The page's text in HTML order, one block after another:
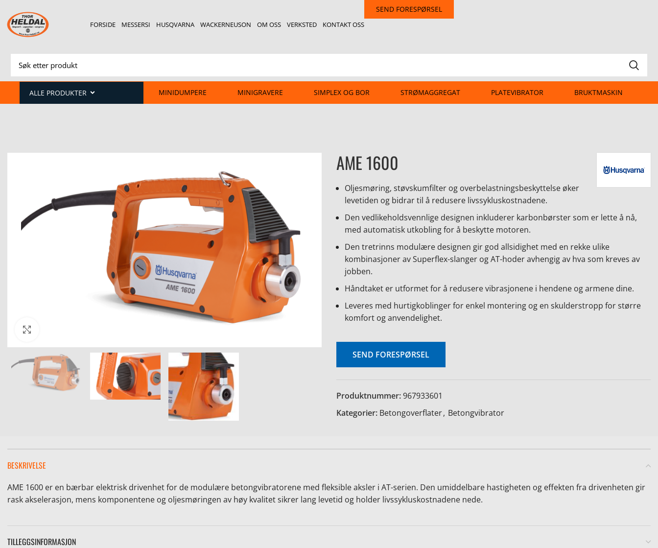
FORSIDE MESSERSI HUSQVARNA WACKERNEUSON OM OSS VERKSTED KONTAKT OSS
SEND FORESPØRSEL
ALLE PRODUKTER MINIDUMPERE MINIGRAVERE SIMPLEX OG BOR STRØMAGGREGAT PLATEVIBRATOR BRUKTMASKIN
AME 1600
Oljesmøring, støvskumfilter og overbelastningsbeskyttelse øker
levetiden og bidrar til å redusere livssykluskostnadene.
Den vedlikeholdsvennlige designen inkluderer karbonbørster som er lette å nå,
med automatisk utkobling for å beskytte motoren.
Den tretrinns modulære designen gir god allsidighet med en rekke ulike
kombinasjoner av Superflex-slanger og AT-hoder avhengig av hva som kreves av
jobben.
Håndtaket er utformet for å redusere vibrasjonene i hendene og armene dine.
Leveres med hurtigkoblinger for enkel montering og en skulderstropp for større
komfort og anvendelighet.
SEND FORESPØRSEL
Produktnummer:967933601
Kategorier: Betongoverflater, Betongvibrator
BESKRIVELSE
AME 1600 er en bærbar elektrisk drivenhet for de modulære betongvibratorene med fleksible aksler i AT-serien. Den umiddelbare hastigheten og effekten fra drivenheten gir
rask akselerasjon, mens komponentene og oljesmøringen av høy kvalitet sikrer lang levetid og holder livssykluskostnadene nede.
TILLEGGSINFORMASJON